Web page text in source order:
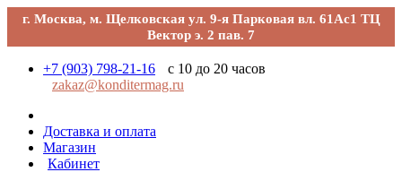
г. Москва, м. Щелковская ул. 9-я Парковая вл. 61Ас1 ТЦ
Вектор э. 2 пав. 7
+7 (903) 798-21-16
с 10 до 20 часов
zakaz@konditermag.ru
Доставка и оплата
Магазин
Кабинет